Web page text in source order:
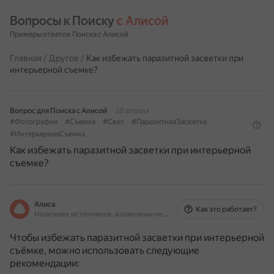
Вопросы к Поиску с Алисой
Примеры ответов Поиска с Алисой
Главная / Другое / Как избежать паразитной засветки при
интерьерной съемке?
Вопрос для Поиска с Алисой
28 апреля
#Фотография
#Съемка #Свет
#ПаразитнаяЗасветка
#ИнтерьернаяСъемка
Как избежать паразитной засветки при интерьерной
съемке?
Алиса
На основе источников, возможны неточности
Как это работает?
Чтобы избежать паразитной засветки при интерьерной
съёмке, можно использовать следующие
рекомендации: